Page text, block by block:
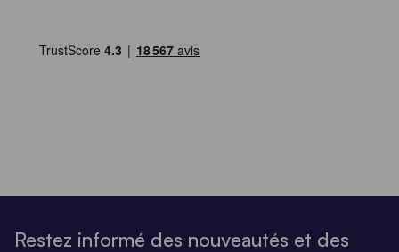
Restez informé des nouveautés et des